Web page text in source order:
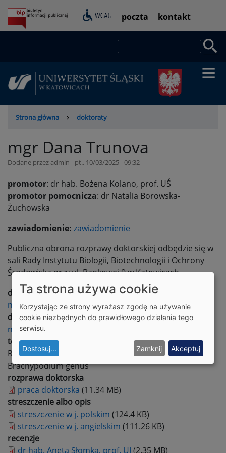
Przejdź
do
treści
Pasek
dostępności
poczta kontakt
Ścieżka
Strona główna doktoraty
mgr Dana Trunova
Dodane przez admin - pt., 10/03/2025 - 09:32
promotor: dr hab. Bożena Kolano, prof. UŚ
promotor pomocnicza: dr Natalia Borowska-
Żuchowska
zawiadomienie: zawiadomienie
Publiczna obrona rozprawy doktorskiej odbędzie się w
sali Rady Instytutu Biologii, Biotechnologii i Ochrony
Środowiska przy ul. Bankowej 9 w Katowicach.
dziedzina
nauki ścisłe i przyrodnicze
dyscyplina
nauki biologiczne
temat rozprawy
Repetitive DNA sequences and the evolution of the
Brachypodium genus
rozprawa doktorska
praca doktorska (11.34 MB)
streszczenie albo opis
streszczenie w j. polskim (124.4 KB)
streszczenie w j. angielskim (111.26 KB)
recenzje
dr hab. Aneta Słomka, prof. UJ (2.35 MB)
Ta strona używa cookie
Korzystając ze strony wyrażasz zgodę na używanie
cookie niezbędnych do prawidłowego działania tego
serwisu.
Dostosuj... Zamknij Akceptuj